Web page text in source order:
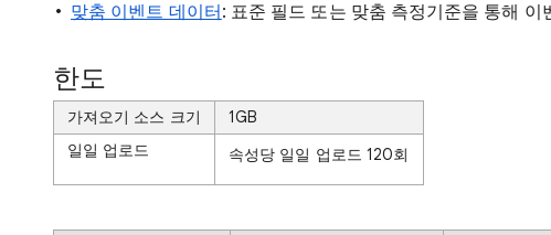
맞춤 이벤트 데이터 : 표준 필드 또는 맞춤 측정기준을 통해 이
한도
가져오기 소스 크기
1GB
일일 업로드
속성당 일일 업로드 120회